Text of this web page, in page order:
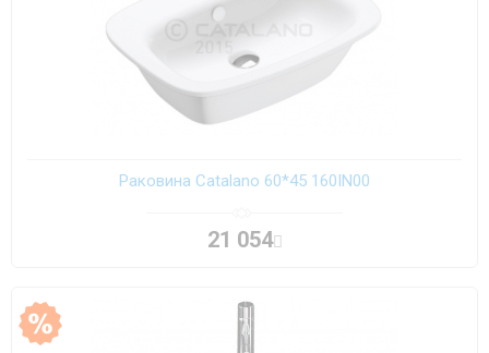
Раковина Catalano 60*45 160IN00
21 054